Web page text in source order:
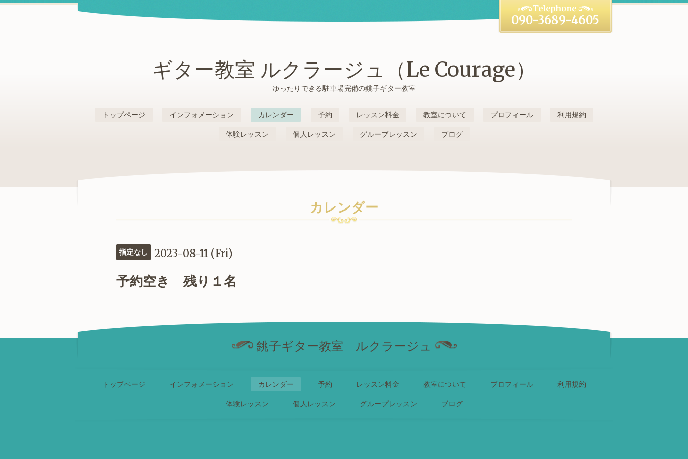
ギター教室 ルクラージュ（Le Courage）
ゆったりできる駐車場完備の銚子ギター教室
090-3689-4605
トップページ インフォメーション カレンダー 予約 レッスン料金 教室について プロフィール 利用規約
体験レッスン 個人レッスン グループレッスン ブログ
カレンダー
指定なし 2023-08-11 (Fri)
予約空き 残り１名
銚子ギター教室 ルクラージュ
トップページ インフォメーション カレンダー 予約 レッスン料金 教室について プロフィール 利用規約
体験レッスン 個人レッスン グループレッスン ブログ